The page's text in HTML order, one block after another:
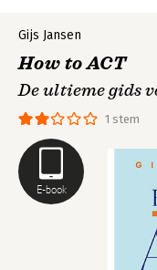
E-book
1 stem
Gijs Jansen
How to ACT
De ultieme gids